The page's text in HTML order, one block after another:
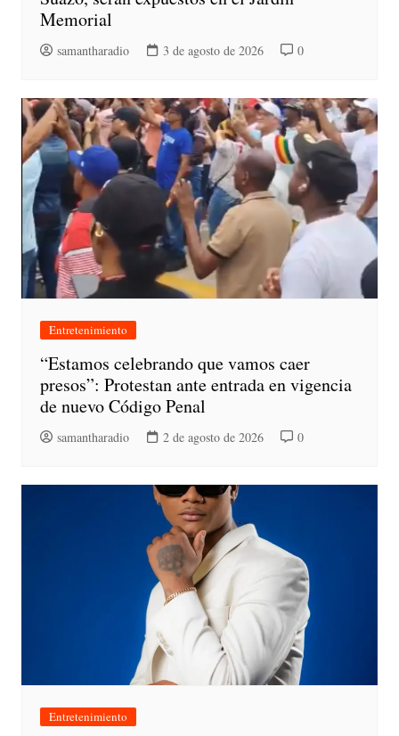
Memorial
samantharadio 3 de agosto de 2026 0
Entretenimiento
“Estamos celebrando que vamos caer
presos”: Protestan ante entrada en vigencia
de nuevo Código Penal
samantharadio 2 de agosto de 2026 0
Entretenimiento